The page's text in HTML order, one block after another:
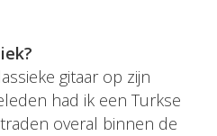
gitaar op zijn
had ik een Turkse
overal binnen de